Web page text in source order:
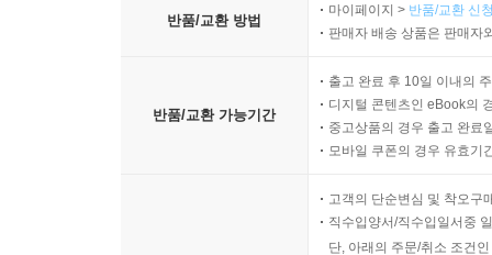
반품/교환 방법
마이페이지 > 반품/교환 신
판매자 배송 상품은 판매자
반품/교환 가능기간
출고 완료 후 10일 이내의
디지털 콘텐츠인 eBook의
중고상품의 경우 출고 완료
모바일 쿠폰의 경우 유효기
고객의 단순변심 및 착오구
직수입양서/직수입일서중
단, 아래의 주문/취소 조건